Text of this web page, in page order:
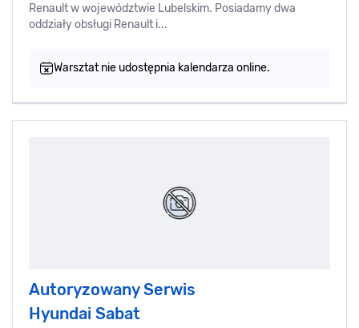
Renault w województwie Lubelskim. Posiadamy dwa
oddziały obsługi Renault i...
Warsztat nie udostępnia kalendarza online.
Autoryzowany Serwis
Hyundai Sabat